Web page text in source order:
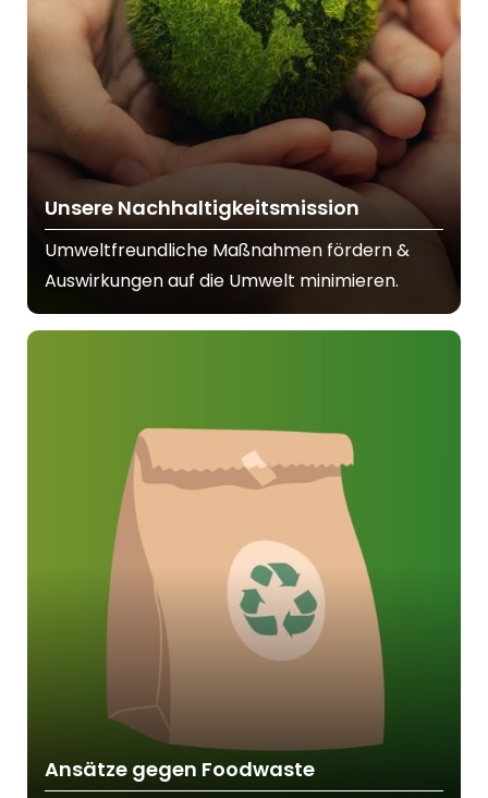
Unsere Nachhaltigkeitsmission
Umweltfreundliche Maßnahmen fördern &
Auswirkungen auf die Umwelt minimieren.
Ansätze gegen Foodwaste